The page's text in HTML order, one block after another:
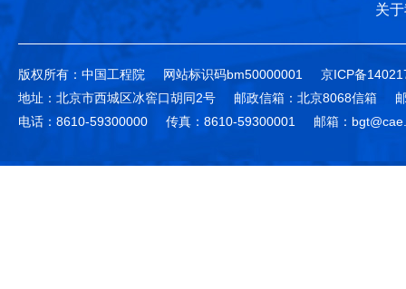
关
版权所有：中国工程院 网站标识码bm50000001
京ICP备
地址：北京市西城区冰窖口胡同2号
邮政信箱：北京8068信箱
电话：8610-59300000
传真：8610-59300001 邮箱：